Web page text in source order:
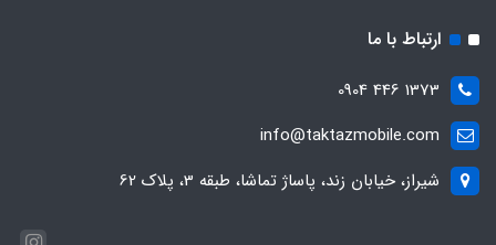
ارتباط با ما
1373 446 0904
info@taktazmobile.com
شیراز، خیابان زند، پاساژ تماشا، طبقه 3، پلاک 62